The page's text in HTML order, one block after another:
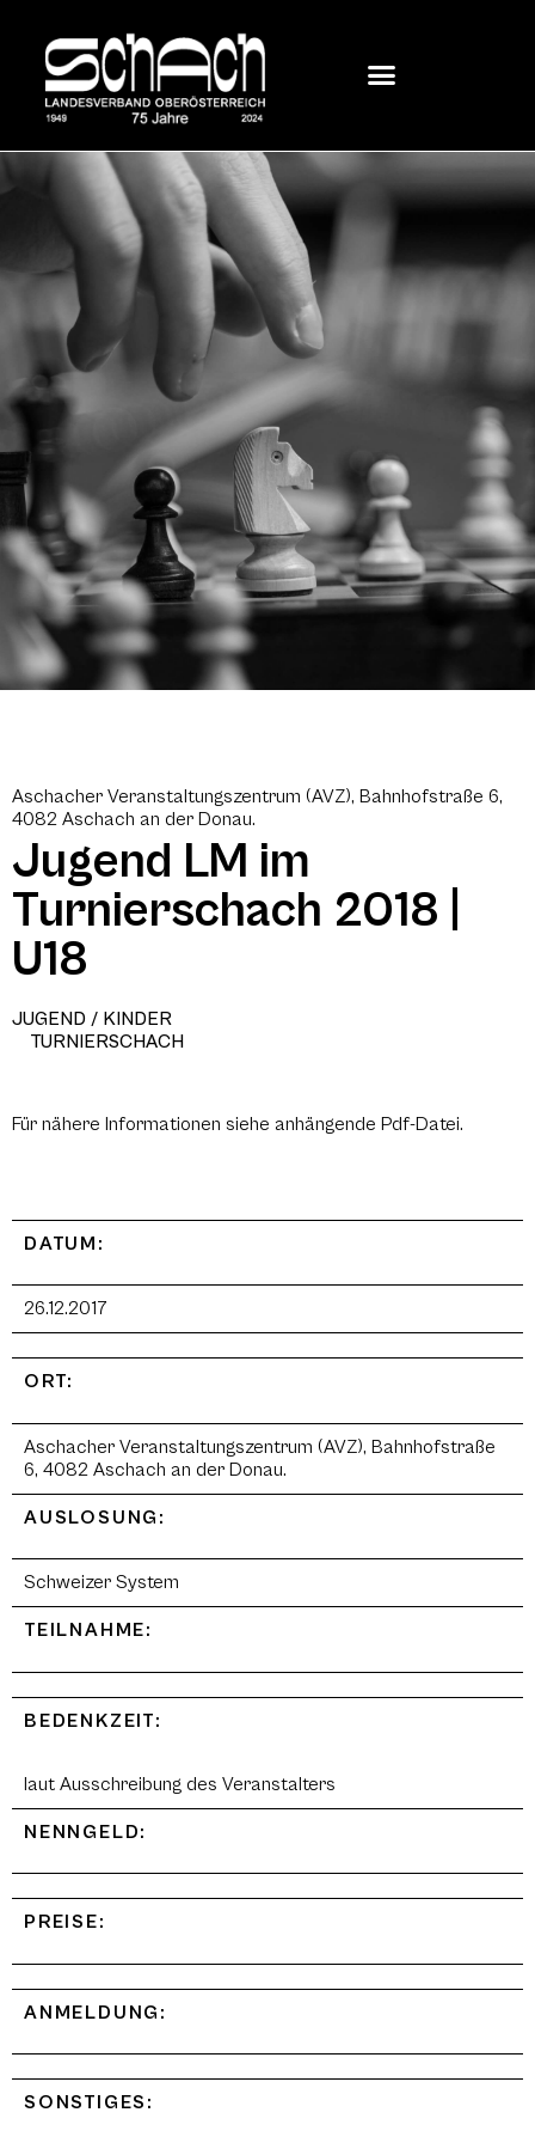
Aschacher Veranstaltungszentrum (AVZ), Bahnhofstraße 6,
4082 Aschach an der Donau.
Jugend LM im
Turnierschach 2018 |
U18
JUGEND / KINDER
TURNIERSCHACH
Für nähere Informationen siehe anhängende Pdf-Datei.
DATUM:
26.12.2017
ORT:
Aschacher Veranstaltungszentrum (AVZ), Bahnhofstraße
6, 4082 Aschach an der Donau.
AUSLOSUNG:
Schweizer System
TEILNAHME:
BEDENKZEIT:
laut Ausschreibung des Veranstalters
NENNGELD:
PREISE:
ANMELDUNG:
SONSTIGES: